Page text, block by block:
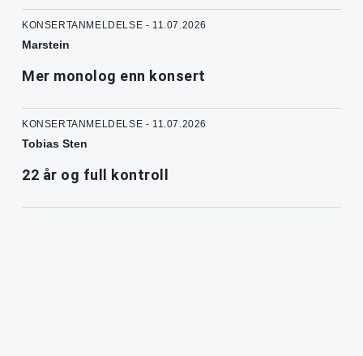
KONSERTANMELDELSE - 11.07.2026
Marstein
Mer monolog enn konsert
KONSERTANMELDELSE - 11.07.2026
Tobias Sten
22 år og full kontroll